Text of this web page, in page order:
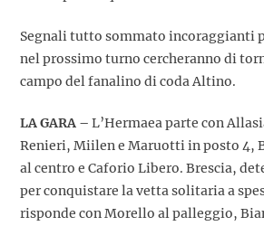
Segnali tutto sommato incoraggianti
nel prossimo turno cercheranno di
campo del fanalino di coda Altino.
LA GARA – L’Hermaea parte con
Renieri, Miilen e Maruotti in posto 4,
al centro e Caforio Libero. Brescia,
per conquistare la vetta solitaria a
risponde con Morello al palleggio,